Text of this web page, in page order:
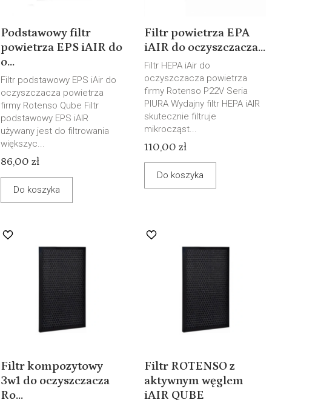
Podstawowy filtr
powietrza EPS iAIR do
o...
Filtr podstawowy EPS iAir do
oczyszczacza powietrza
firmy Rotenso Qube Filtr
podstawowy EPS iAIR
używany jest do filtrowania
większyc...
86,00 zł
Do koszyka
Filtr powietrza EPA
iAIR do oczyszczacza...
Filtr HEPA iAir do
oczyszczacza powietrza
firmy Rotenso P22V Seria
PIURA Wydajny filtr HEPA iAIR
skutecznie filtruje
mikrocząst...
110,00 zł
Do koszyka
Filtr kompozytowy
3w1 do oczyszczacza
Ro...
Filtr ROTENSO z
aktywnym węglem
iAIR QUBE